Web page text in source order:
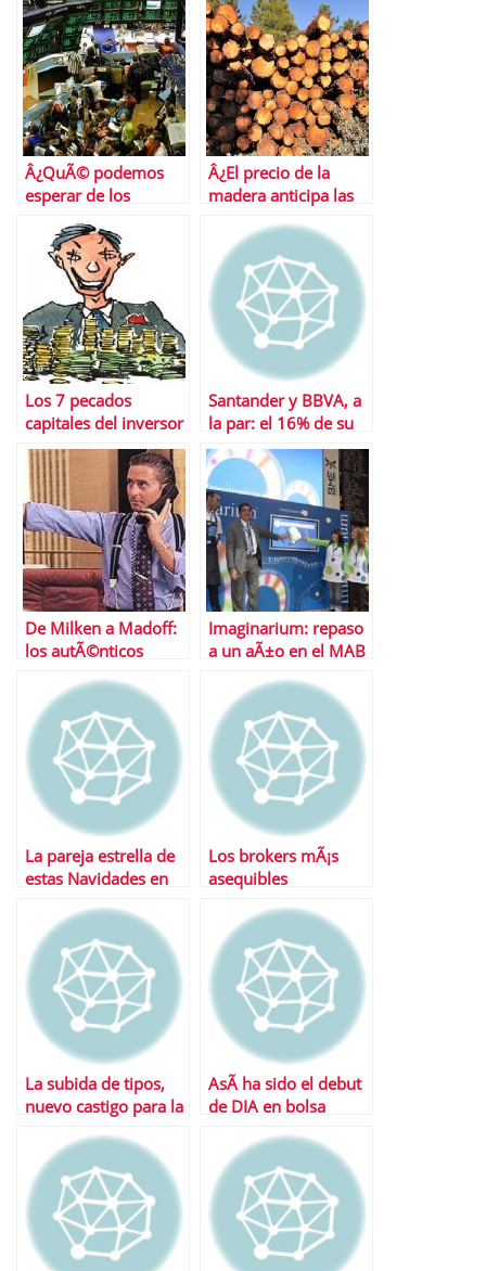
Â¿QuÃ© podemos
esperar de los
mercados?
Â¿El precio de la
madera anticipa las
Los 7 pecados
capitales del inversor
Santander y BBVA, a
la par: el 16% de su
capital estÃ¡
apostado a la baja
De Milken a Madoff:
los autÃ©nticos
Imaginarium: repaso
a un aÃ±o en el MAB
La pareja estrella de
estas Navidades en
Los brokers mÃ¡s
asequibles
La subida de tipos,
nuevo castigo para la
AsÃ­ ha sido el debut
de DIA en bolsa